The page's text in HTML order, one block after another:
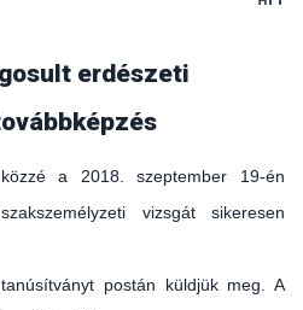
erdészeti
a 2018. szeptember 19-én
vizsgát sikeresen
postán küldjük meg. A